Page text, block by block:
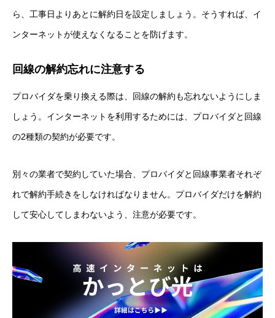
ら、工事日よりあとに解約日を設定しましょう。そうすれば、イ
ンターネットが使えなくなることを防げます。
回線の解約忘れに注意する
プロバイダを乗り換える際は、回線の解約も忘れないようにしま
しょう。インターネットを利用するためには、プロバイダと回線
の2種類の契約が必要です。
別々の業者で契約していた場合、プロバイダと回線事業者それぞ
れで解約手続きをしなければなりません。プロバイダだけを解約
して安心してしまわないよう、注意が必要です。